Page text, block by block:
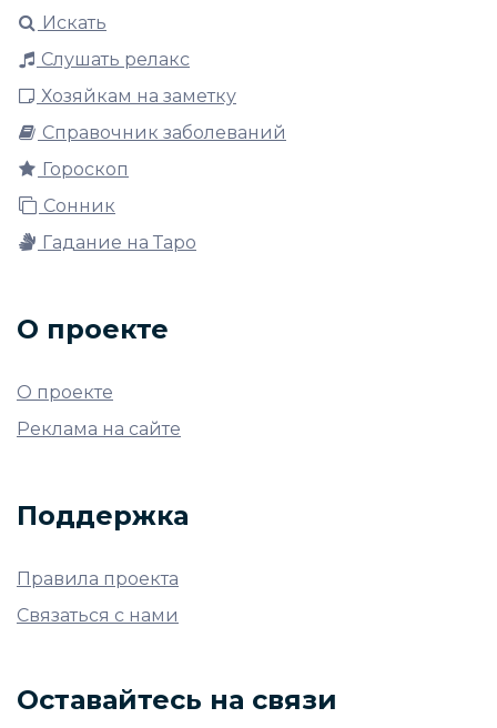
Искать
Слушать релакс
Хозяйкам на заметку
Справочник заболеваний
Гороскоп
Сонник
Гадание на Таро
О проекте
О проекте
Реклама на сайте
Поддержка
Правила проекта
Связаться с нами
Оставайтесь на связи